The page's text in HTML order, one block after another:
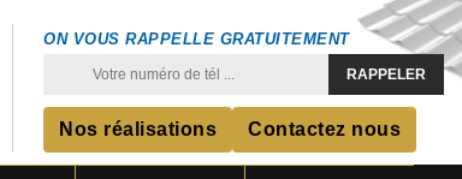
ON VOUS RAPPELLE GRATUITEMENT
Nos réalisations Contactez nous